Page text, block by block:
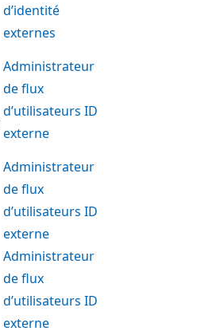
d’identité
externes
Administrateur
de flux
d’utilisateurs ID
externe
Administrateur
de flux
d’utilisateurs ID
externe
Administrateur
de flux
d’utilisateurs ID
externe